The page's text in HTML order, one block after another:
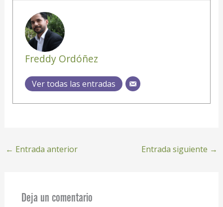
Freddy Ordóñez
Ver todas las entradas
← Entrada anterior Entrada siguiente →
Deja un comentario